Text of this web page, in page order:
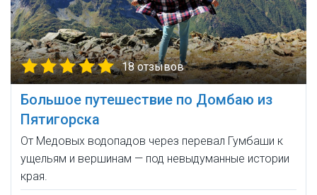
18 отзывов
Большое путешествие по Домбаю из
Пятигорска
От Медовых водопадов через перевал Гумбаши к
ущельям и вершинам — под невыдуманные истории
края.